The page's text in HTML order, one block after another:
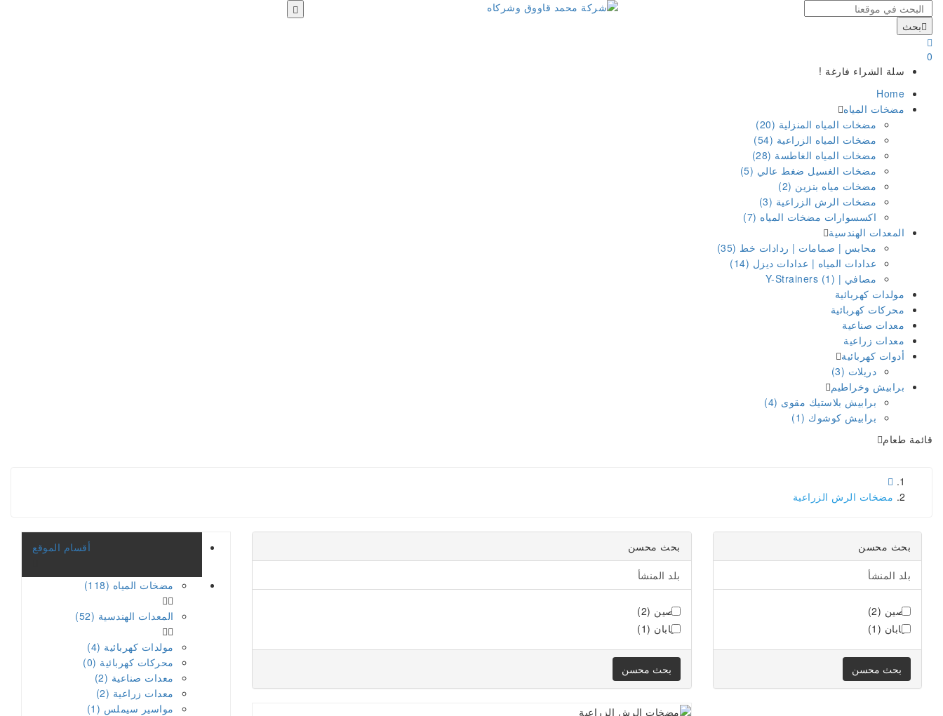
بحث
0
سلة الشراء فارغة !
Home
مضخات المياه
مضخات المياه المنزلية (20)
مضخات المياه الزراعية (54)
مضخات المياه الغاطسة (28)
مضخات الغسيل ضغط عالي (5)
مضخات مياه بنزين (2)
مضخات الرش الزراعية (3)
اكسسوارات مضخات المياه (7)
المعدات الهندسية
محابس | صمامات | ردادات خط (35)
عدادات المياه | عدادات ديزل (14)
مصافي | Y-Strainers (1)
مولدات كهربائية
محركات كهربائية
معدات صناعية
معدات زراعية
أدوات كهربائية
دريلات (3)
برابيش وخراطيم
برابيش بلاستيك مقوى (4)
برابيش كوشوك (1)
قائمة طعام
مضخات الرش الزراعية
أقسام الموقع
مضخات المياه (118)
المعدات الهندسية (52)
مولدات كهربائية (4)
محركات كهربائية (0)
معدات صناعية (2)
معدات زراعية (2)
مواسير سيملس (1)
بحث محسن
بلد المنشأ
الصين (2)
اليابان (1)
بحث محسن
بحث محسن
بلد المنشأ
الصين (2)
اليابان (1)
بحث محسن